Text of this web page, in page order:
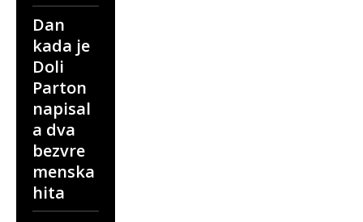
Dan
kada je
Doli
Parton
napisal
a dva
bezvre
menska
hita